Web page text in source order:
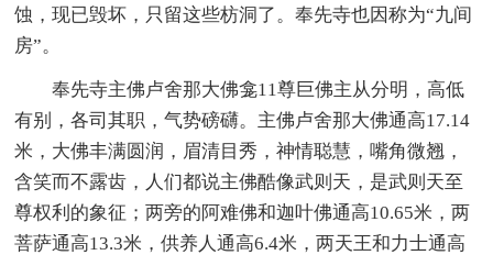
蚀，现已毁坏，只留这些枋洞了。奉先寺也因称为“九间
房”。
奉先寺主佛卢舍那大佛龛11尊巨佛主从分明，高低
有别，各司其职，气势磅礴。主佛卢舍那大佛通高17.14
米，大佛丰满圆润，眉清目秀，神情聪慧，嘴角微翘，
含笑而不露齿，人们都说主佛酷像武则天，是武则天至
尊权利的象征；两旁的阿难佛和迦叶佛通高10.65米，两
菩萨通高13.3米，供养人通高6.4米，两天王和力士通高